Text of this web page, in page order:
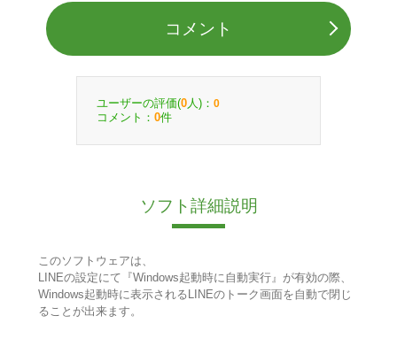
コメント
ユーザーの評価(0 人)： 0
コメント： 0件
ソフト詳細説明
このソフトウェアは、
LINEの設定にて『Windows起動時に自動実行』が有効の際、
Windows起動時に表示されるLINEのトーク画面を自動で閉じ
ることが出来ます。